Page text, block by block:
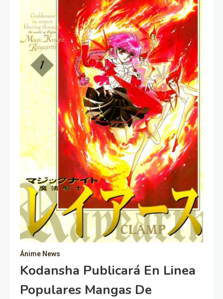
Ánime News
Kodansha Publicará En Linea
Populares Mangas De